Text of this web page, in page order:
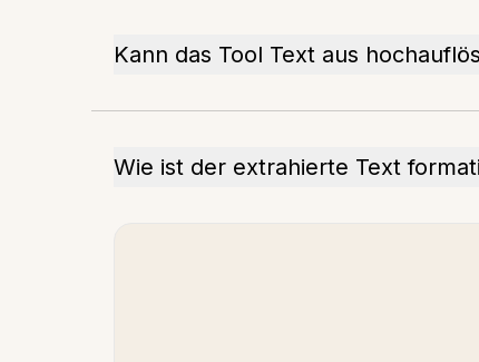
Kann das Tool Text aus
Wie ist der extrahierte Text